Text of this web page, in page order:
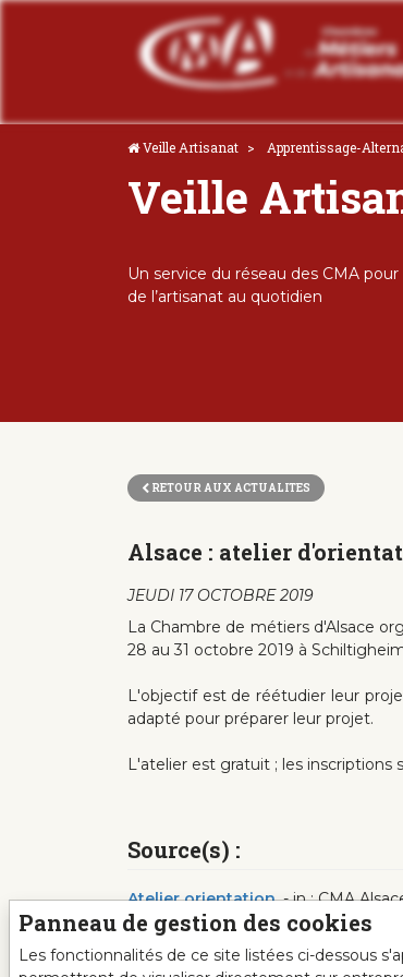
Veille Artisanat Apprentissage-
Veille
Un service du réseau des CMA
de l’artisanat au quotidien
RETOUR AUX ACTUALITES
Alsace : atelier
JEUDI 17 OCTOBRE 2019
La Chambre de métiers d'Alsace
28 au 31 octobre 2019 à
L'objectif est de réétudier leur
adapté pour préparer leur projet.
L'atelier est gratuit ; les inscriptions
Source(s) :
Atelier orientation.- in : CMA
Panneau de gestion des cookies
Les fonctionnalités de ce site listées ci-dessous